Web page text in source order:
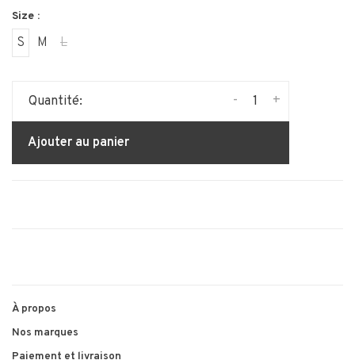
Size :
S M L
Quantité: +
-
Ajouter au panier
À propos
Nos marques
Paiement et livraison